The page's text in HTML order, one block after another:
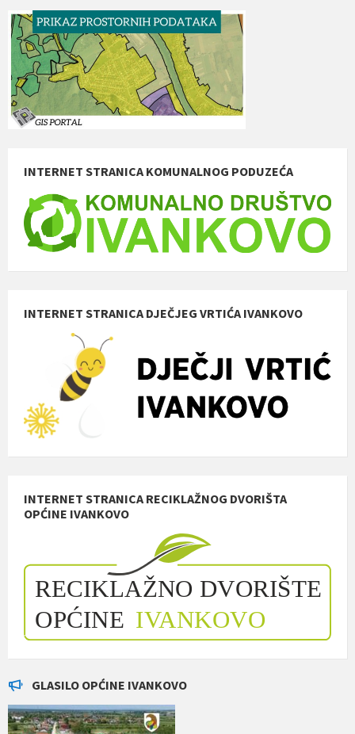
INTERNET STRANICA KOMUNALNOG PODUZEĆA
INTERNET STRANICA DJEČJEG VRTIĆA IVANKOVO
INTERNET STRANICA RECIKLAŽNOG DVORIŠTA
OPĆINE IVANKOVO
GLASILO OPĆINE IVANKOVO